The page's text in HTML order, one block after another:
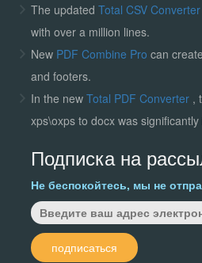
The updated Total CSV Converter
with over a million lines.
New PDF Combine Pro can
and footers.
In the new Total PDF Converter ,
xps\oxps to docx was
Подписка на
Не беспокойтесь, мы не
подписаться